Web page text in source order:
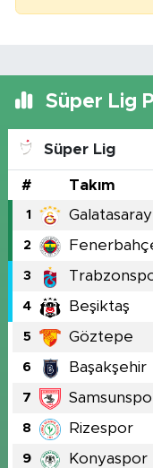
Süper Lig
Süper Lig
# Takım
1 Galatasaray
2
3
4 Beşiktaş
5 Göztepe
6 Başakşehir
7
8 Rizespor
9 Konyaspor